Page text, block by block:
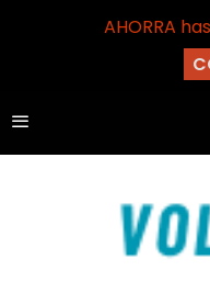
AHORRA